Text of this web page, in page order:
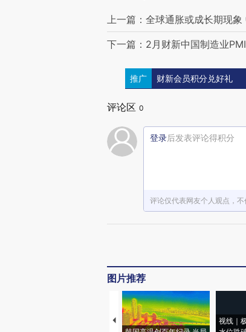
上一篇：全球通胀或成长期现象
下一篇：2月财新中国制造业
推广 财新会员积分兑好礼
评论区 0
登录后发表评论得积分
评论仅代表网友个人观点，
图片推荐
视线｜